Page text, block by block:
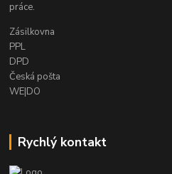
práce.
Zásilkovna
PPL
DPD
Česká pošta
WE|DO
Rychlý kontakt